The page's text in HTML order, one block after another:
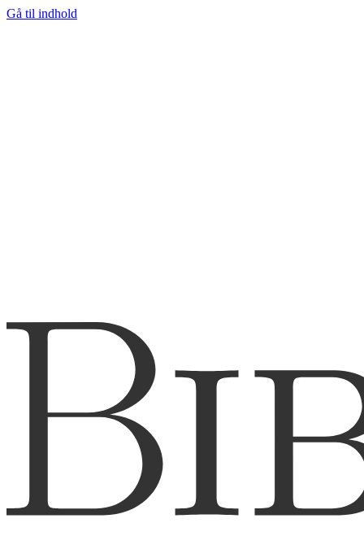
Gå til indhold